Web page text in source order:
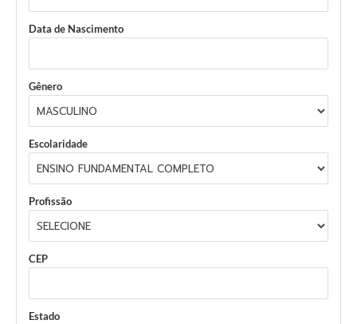
Data de Nascimento
Gênero
Escolaridade
Profissão
CEP
Estado